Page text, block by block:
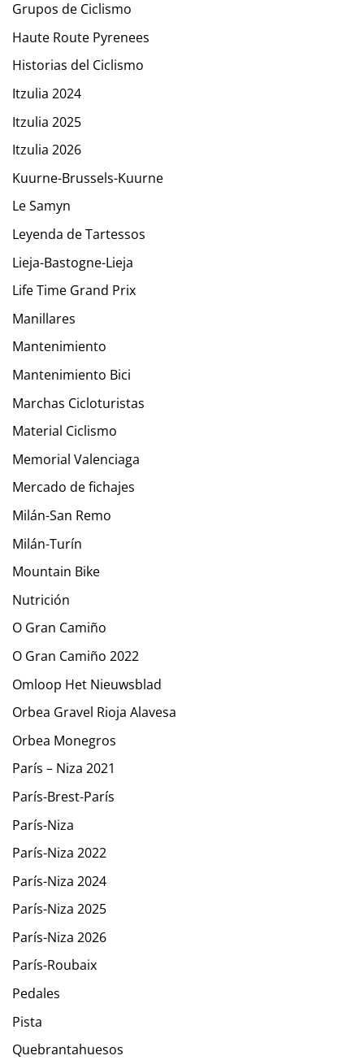
Grupos de Ciclismo
Haute Route Pyrenees
Historias del Ciclismo
Itzulia 2024
Itzulia 2025
Itzulia 2026
Kuurne-Brussels-Kuurne
Le Samyn
Leyenda de Tartessos
Lieja-Bastogne-Lieja
Life Time Grand Prix
Manillares
Mantenimiento
Mantenimiento Bici
Marchas Cicloturistas
Material Ciclismo
Memorial Valenciaga
Mercado de fichajes
Milán-San Remo
Milán-Turín
Mountain Bike
Nutrición
O Gran Camiño
O Gran Camiño 2022
Omloop Het Nieuwsblad
Orbea Gravel Rioja Alavesa
Orbea Monegros
París – Niza 2021
París-Brest-París
París-Niza
París-Niza 2022
París-Niza 2024
París-Niza 2025
París-Niza 2026
París-Roubaix
Pedales
Pista
Quebrantahuesos